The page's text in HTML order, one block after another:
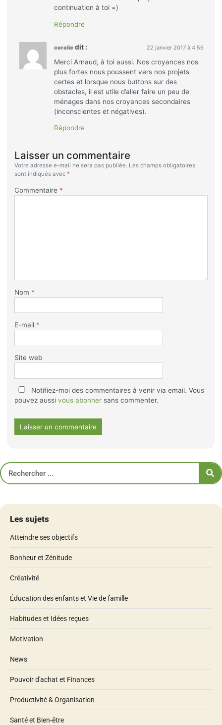
continuation à toi =)
Répondre
coralie dit : 22 janvier 2017 à 4:56
Merci Arnaud, à toi aussi. Nos croyances nos
plus fortes nous poussent vers nos projets
certes et lorsque nous buttons sur des
obstacles, il est utile d’aller faire un peu de
ménages dans nos croyances secondaires
(inconscientes et négatives).
Répondre
Laisser un commentaire
Votre adresse e-mail ne sera pas publiée. Les champs obligatoires
sont indiqués avec *
Commentaire *
Nom *
E-mail *
Site web
Notifiez-moi des commentaires à venir via email. Vous
pouvez aussi vous abonnersans commenter.
Les sujets
Atteindre ses objectifs
Bonheur et Zénitude
Créativité
Éducation des enfants et Vie de famille
Habitudes et Idées reçues
Motivation
News
Pouvoir d'achat et Finances
Productivité & Organisation
Santé et Bien-être